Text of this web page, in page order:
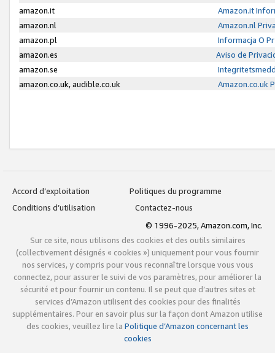
amazon.it
Amazon.it
amazon.nl
Amazon.nl
amazon.pl
Informacja O
amazon.es
Aviso de
amazon.se
amazon.co.uk, audible.co.uk
Amazon.co.uk
Accord d’exploitation
Politiques du programme
Conditions d’utilisation
Contactez-nous
© 1996-2025, Amazon.com, Inc.
Sur ce site, nous utilisons des cookies et des outils similaires
(collectivement désignés « cookies ») uniquement pour vous fournir
nos services, y compris pour vous reconnaître lorsque vous vous
connectez, pour assurer le suivi de vos paramètres, pour améliorer la
sécurité et pour fournir un contenu. Il se peut que d’autres sites et
services d’Amazon utilisent des cookies pour des finalités
supplémentaires. Pour en savoir plus sur la façon dont Amazon utilise
des cookies, veuillez lire la Politique d’Amazon concernant les
cookies